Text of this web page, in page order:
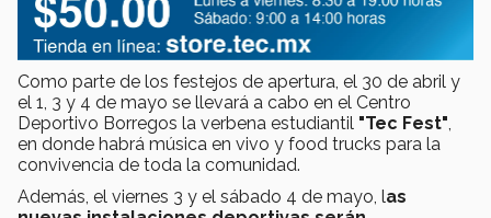
Como parte de los festejos de apertura, el 30 de abril y
el 1, 3 y 4 de mayo se llevará a cabo en el Centro
Deportivo Borregos la verbena estudiantil "Tec Fest"
en donde habrá música en vivo y food trucks para la
convivencia de toda la comunidad.
Además, el viernes 3 y el sábado 4 de mayo, las